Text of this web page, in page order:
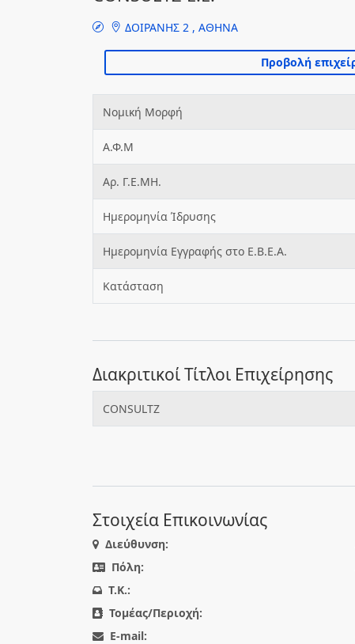
ΔΟΙΡΑΝΗΣ 2 , ΑΘΗΝΑ
Νομική Μορφή
Α.Φ.Μ
Αρ. Γ.Ε.ΜΗ.
Ημερομηνία Ίδρυσης
Ημερομηνία Εγγραφής στο Ε.Β.Ε.Α.
Κατάσταση
Διακριτικοί Τίτλοι Επιχείρησης
CONSULTZ
Στοιχεία Επικοινωνίας
Διεύθυνση:
Πόλη:
T.K.:
Τομέας/Περιοχή:
E-mail: